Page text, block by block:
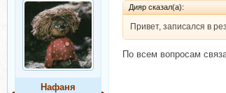
Нафаня
Дияр сказал(а):
Привет, записался в
По всем вопросам